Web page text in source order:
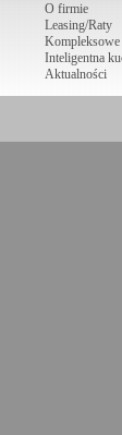
O firmie
Leasing/Raty
Kompleksowe
Inteligentna
Aktualności